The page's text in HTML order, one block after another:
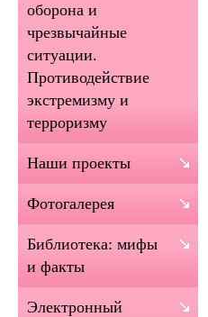
оборона и
чрезвычайные
ситуации.
Противодействие
экстремизму и
терроризму
Наши проекты
Фотогалерея
Библиотека: мифы
и факты
Электронный